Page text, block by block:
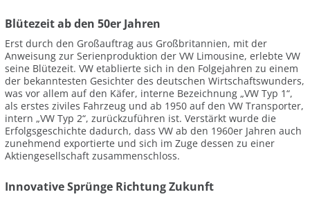
Blütezeit ab den 50er Jahren
Erst durch den Großauftrag aus Großbritannien, mit der
Anweisung zur Serienproduktion der VW Limousine, erlebte VW
seine Blütezeit. VW etablierte sich in den Folgejahren zu einem
der bekanntesten Gesichter des deutschen Wirtschaftswunders,
was vor allem auf den Käfer, interne Bezeichnung „VW Typ 1“,
als erstes ziviles Fahrzeug und ab 1950 auf den VW Transporter,
intern „VW Typ 2“, zurückzuführen ist. Verstärkt wurde die
Erfolgsgeschichte dadurch, dass VW ab den 1960er Jahren auch
zunehmend exportierte und sich im Zuge dessen zu einer
Aktiengesellschaft zusammenschloss.
Innovative Sprünge Richtung Zukunft